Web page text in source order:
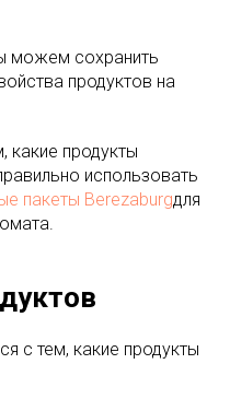
можем сохранить
продуктов на
продукты
использовать
пакеты Berezaburgдля
с тем, какие продукты